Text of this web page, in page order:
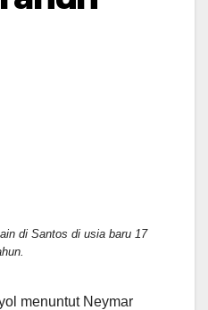
di Santos di usia baru 17
menuntut Neymar